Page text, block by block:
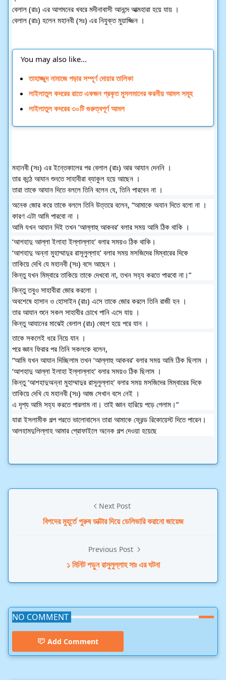
বেলাল (রাঃ) এর আগমনের খবরে মদীনাবাসী আনন্দে আত্মহারা হয়ে যায় ।
বেলাল (রাঃ) হলেন মহানবী (সঃ) এর নিযুক্ত মুয়াজ্জিন ।
You may also like...
তাহাজ্জুদ নামাজে পড়ার সম্পূর্ণ দোয়ার তালিকা
লাইলাতুল কদরের রাতে একজন প্রকৃত মুসলমানের করনীয় আমল সমূহ
লাইলাতুল কদরের ৩০টি গুরুত্বপূর্ণ আমল
মহানবী (সঃ) এর ইন্তেকালের পর বেলাল (রাঃ) আর আযান দেননি ।
তার কন্ঠে আযান শুনতে সাহাবীরা ব্যাকুল হয়ে আছেন ।
তারা তাকে আযান দিতে বললে তিনি বলেন যে, তিনি পারবেন না ।
অনেক জোর করে তাকে বললে তিনি উত্তরে বলেন, “আমাকে অযান দিতে বলো না ।
কারণ এটা আমি পারবো না ।
আমি যখন আযান দিই তখন ‘আল্লাহু আকবর’ বলার সময় আমি ঠিক থাকি ।
‘আশহাদু আল্লা ইলাহা ইল্লাল্লাহ’ বলার সময়ও ঠিক থাকি।
‘আশহাদু অন্না মুহাম্মাদুর রাসূলুল্লাহ’ বলার সময় মসজিদের মিম্বারের দিকে
তাকিয়ে দেখি যে মহানবী (সঃ) বসে আছেন ।
কিন্তু যখন মিম্বারে তাকিয়ে তাকে দেখবো না, তখন সহ্য করতে পারবো না।”
কিন্তু তবুও সাহাবীরা জোর করলো ।
অবশেষে হাসান ও হোসাইন (রাঃ) এসে তাকে জোর করলে তিনি রাজী হন ।
তার আযান শুনে সকল সাহাবীর চোখে পানি এসে যায় ।
কিন্তু আযানের মাঝেই বেলাল (রাঃ) বেহুশ হয়ে পরে যান ।
তাকে সকলেই ধরে নিয়ে যান ।
পরে জ্ঞান ফিরার পর তিনি সকলকে বলেন,
“আমি যখন আযান দিচ্ছিলাম তখন ‘আল্লাহু আকবর’ বলার সময় আমি ঠিক ছিলাম ।
‘আশহাদু আল্লা ইলাহা ইল্লাল্লাহ’ বলার সময়ও ঠিক ছিলাম ।
কিন্তু ‘আশহাদুঅন্না মুহাম্মাদুর রাসূলুল্লাহ’ বলার সময় মসজিদের মিম্বারের দিকে
তাকিয়ে দেখি যে মহানবী (সঃ) আজ সেখান বসে নেই ।
এ দৃশ্য আমি সহ্য করতে পারলাম না। তাই জ্ঞান হারিয়ে পড়ে গেলাম।”
যারা ইসলামীক গল্প পরতে ভালোবাসেন তারা আমাকে ফ্রেন্ড রিকোয়েস্ট দিতে পারেন।
আলহামদুলিল্লাহ আমার প্রোফাইলে অনেক গল্প দেওয়া হয়েছে
Next Post
বিপদের মুহূর্তে পুরুষ ডাক্টার দিয়ে ডেলিভারি করানো জায়েজ
Previous Post
১ মিনিট পড়ুন রাসুলুল্লাহ সাঃ এর ঘটনা
NO COMMENT
Add Comment